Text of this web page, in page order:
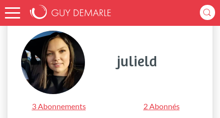
Accueil julield
julield
3 Abonnements 2 Abonnés